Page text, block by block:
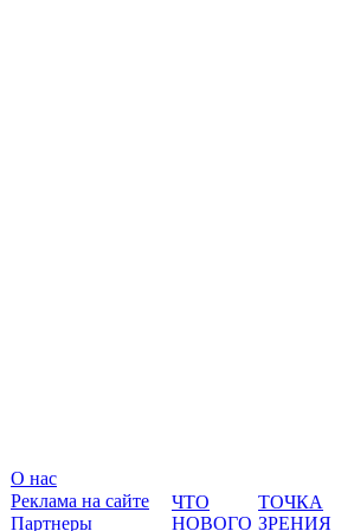
О нас
Реклама на сайте
Партнеры
ЧТО
НОВОГО
ТОЧКА
ЗРЕНИЯ